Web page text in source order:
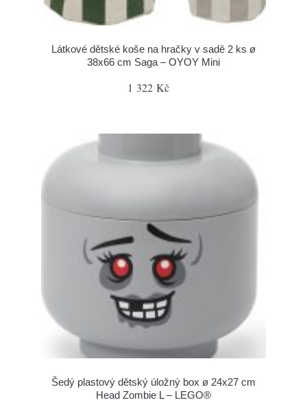
Látkové dětské koše na hračky v sadě 2 ks ø
38x66 cm Saga – OYOY Mini
1 322 Kč
Šedý plastový dětský úložný box ø 24x27 cm
Head Zombie L – LEGO®